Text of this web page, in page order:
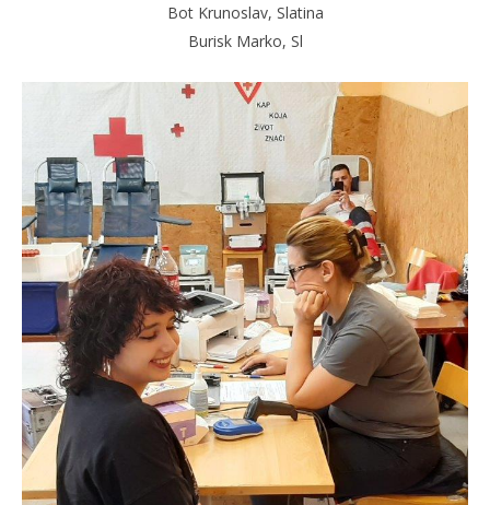
Bot Krunoslav, Slatina
Burisk Marko, Sl